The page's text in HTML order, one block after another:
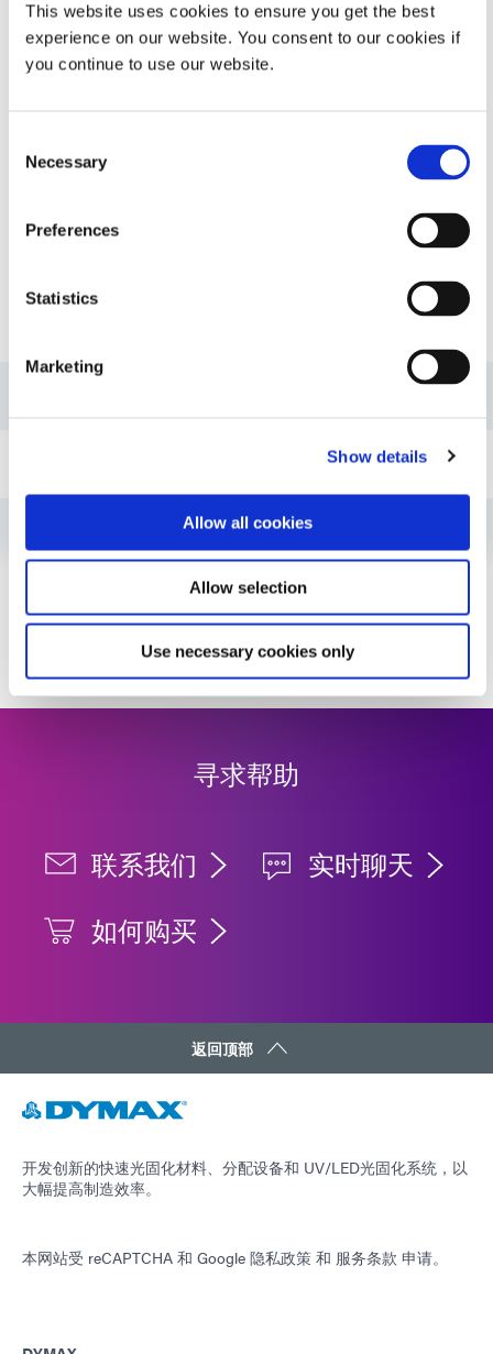
This website uses cookies to ensure you get the best
experience on our website. You consent to our cookies if
you continue to use our website.
Selection
Necessary
Preferences
Statistics
Marketing
Show details
Allow all cookies
Allow selection
Use necessary cookies only
步进移液器
Dymax Stepper™ 是一款操作简便的
重复分配移液器。用户可以设置特定
Global Except Europe
资源
指南：点胶设备（欧洲|EN）
指南：点胶设备（美洲|ES）
VIEW MORE
寻求帮助
联系我们
实时聊天
如何购买
返回顶部
开发创新的快速光固化材料、分配设备和 UV/LED光固化系统，以
大幅提高制造效率。
本网站受 reCAPTCHA 和 Google 隐私政策 和 服务条款 申请。